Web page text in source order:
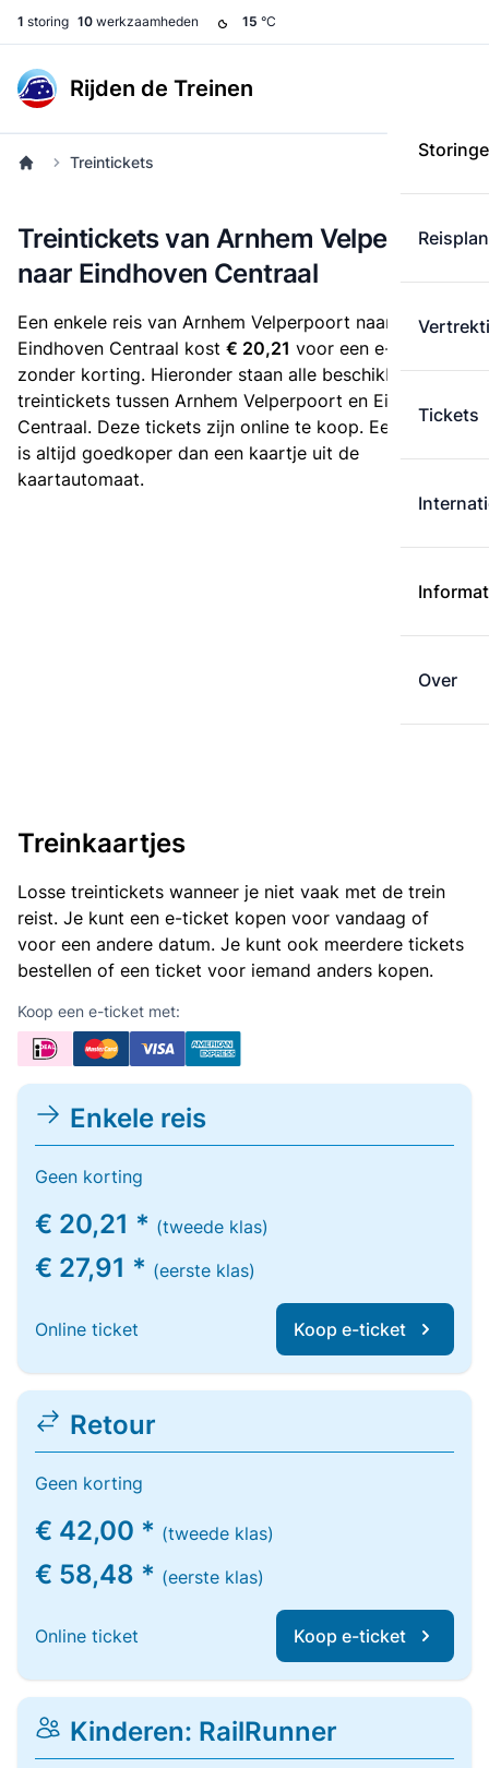
1 storing 10 werkzaamheden 15 °C
Rijden de Treinen
Tickets
Over
Treintickets
Treintickets van Arnhem Velperpoort
naar Eindhoven Centraal
Een enkele reis van Arnhem Velperpoort naar
Eindhoven Centraal kost € 20,21 voor een e-ticket
zonder korting. Hieronder staan alle beschikbare
treintickets tussen Arnhem Velperpoort en Eindhoven
Centraal. Deze tickets zijn online te koop. Een e-ticket
is altijd goedkoper dan een kaartje uit de
kaartautomaat.
Treinkaartjes
Losse treintickets wanneer je niet vaak met de trein
reist. Je kunt een e-ticket kopen voor vandaag of
voor een andere datum. Je kunt ook meerdere tickets
bestellen of een ticket voor iemand anders kopen.
Koop een e-ticket met:
Enkele reis
Geen korting
€ 20,21 * (tweede klas)
€ 27,91 * (eerste klas)
Online ticket Koop e-ticket
Retour
Geen korting
€ 42,00 * (tweede klas)
€ 58,48 * (eerste klas)
Online ticket Koop e-ticket
Kinderen: RailRunner